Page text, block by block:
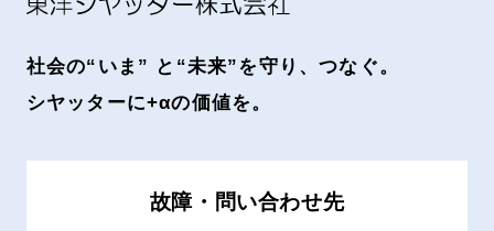
社会の“いま” と“未来”を守り、つなぐ。
シヤッターに+αの価値を。
故障・問い合わせ先